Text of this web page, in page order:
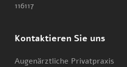
116117
Kontaktieren Sie uns
Augenärztliche Privatpraxis